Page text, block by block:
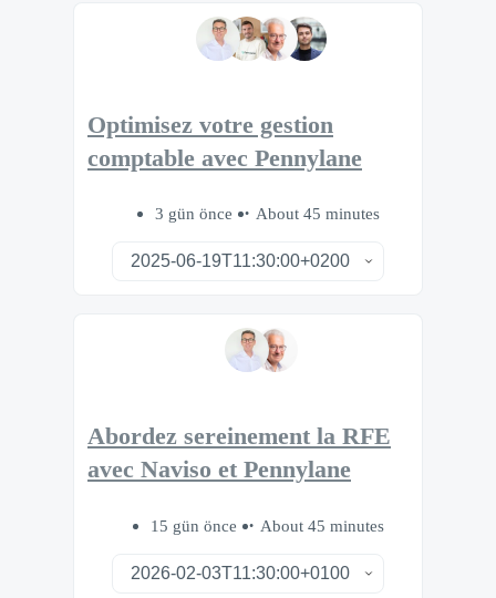
Optimisez votre gestion
comptable avec Pennylane
3 gün önce About 45 minutes
Abordez sereinement la RFE
avec Naviso et Pennylane
15 gün önce About 45 minutes